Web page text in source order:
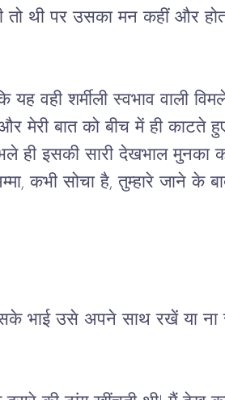
तो थी पर उसका मन कहीं और
वही शर्मीली स्वभाव वाली
बात को बीच में ही काटते
ही इसकी सारी देखभाल मुनका
कभी सोचा है, तुम्हारे जाने के
भाई उसे अपने साथ रखें या ना